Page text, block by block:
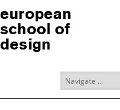
european
school of
design